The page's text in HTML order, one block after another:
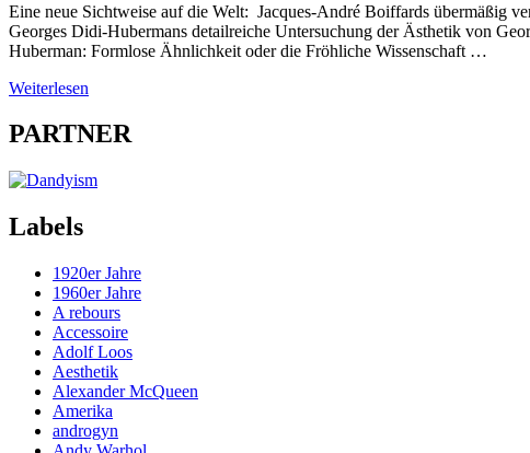
Eine neue Sichtweise auf die Welt: Jacques-André Boiffards übermäßig
Georges Didi-Hubermans detailreiche Untersuchung der Ästhetik von
Huberman: Formlose Ähnlichkeit oder die Fröhliche Wissenschaft …
Weiterlesen
PARTNER
Labels
1920er Jahre
1960er Jahre
A rebours
Accessoire
Adolf Loos
Aesthetik
Alexander McQueen
Amerika
androgyn